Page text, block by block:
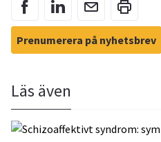
Prenumerera på nyhetsbrev
Läs även